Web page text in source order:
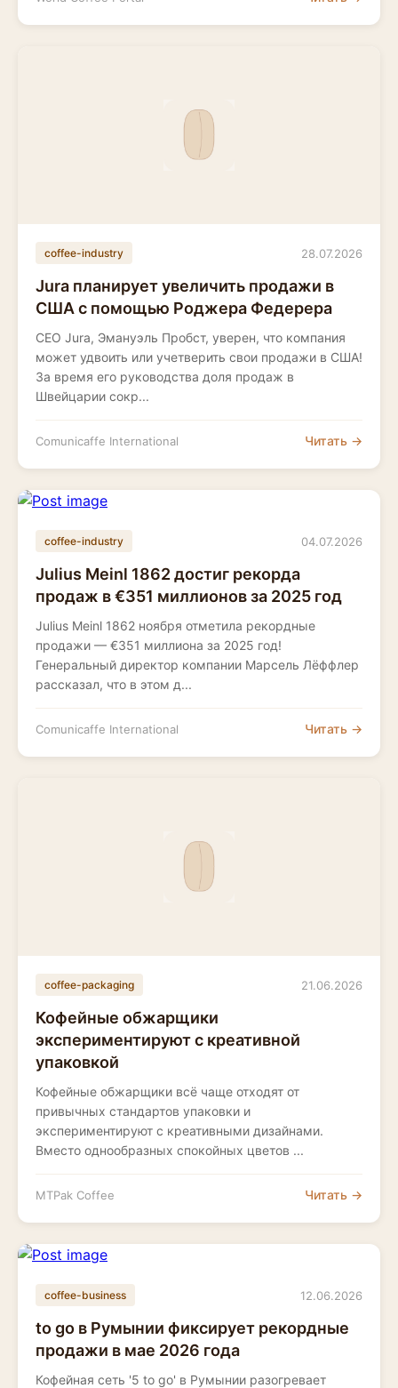
coffee-industry 28.07.2026
Jura планирует увеличить продажи в
США с помощью Роджера Федерера
CEO Jura, Эмануэль Пробст, уверен, что компания
может удвоить или учетверить свои продажи в США!
За время его руководства доля продаж в
Швейцарии сокр...
Comunicaffe International Читать →
coffee-industry 04.07.2026
Julius Meinl 1862 достиг рекорда
продаж в €351 миллионов за 2025 год
Julius Meinl 1862 ноября отметила рекордные
продажи — €351 миллиона за 2025 год!
Генеральный директор компании Марсель Лёффлер
рассказал, что в этом д...
Comunicaffe International Читать →
coffee-packaging 21.06.2026
Кофейные обжарщики
экспериментируют с креативной
упаковкой
Кофейные обжарщики всё чаще отходят от
привычных стандартов упаковки и
экспериментируют с креативными дизайнами.
Вместо однообразных спокойных цветов ...
MTPak Coffee Читать →
coffee-business 12.06.2026
to go в Румынии фиксирует рекордные
продажи в мае 2026 года
Кофейная сеть '5 to go' в Румынии разогревает